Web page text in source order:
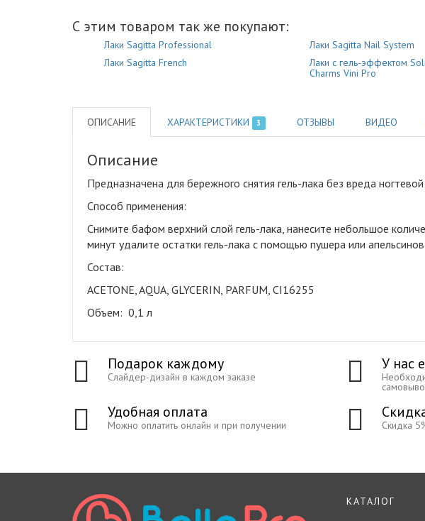
С этим товаром так же покупают:
Лаки Sagitta Professional Лаки Sagitta Nail System
Лаки Sagitta French
Лаки с гель-эффектом
Charms Vini Pro
ОПИСАНИЕ ХАРАКТЕРИСТИКИ 3 ОТЗЫВЫ ВИДЕО
Описание
Предназначена для бережного снятия гель-лака без вреда
Способ применения:
Снимите бафом верхний слой гель-лака, нанесите небольшое
минут удалите остатки гель-лака с помощью пушера или
Состав:
ACETONE, AQUA, GLYCERIN, PARFUM, CI16255
Объем: 0,1 л
Подарок каждому
Слайдер-дизайн в каждом заказе
У нас
Удобная оплата
Можно оплатить онлайн и при получении Скидка
КАТАЛОГ